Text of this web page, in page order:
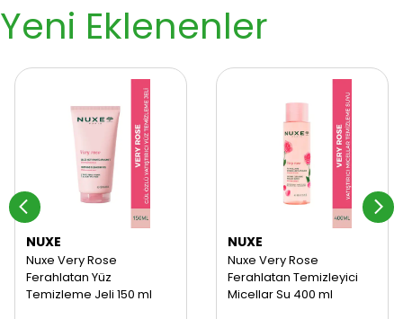
Yeni Eklenenler
NUXE
Nuxe Very Rose
Ferahlatan Yüz
Temizleme Jeli 150 ml
NUXE
Nuxe Very Rose
Ferahlatan Temizleyici
Micellar Su 400 ml